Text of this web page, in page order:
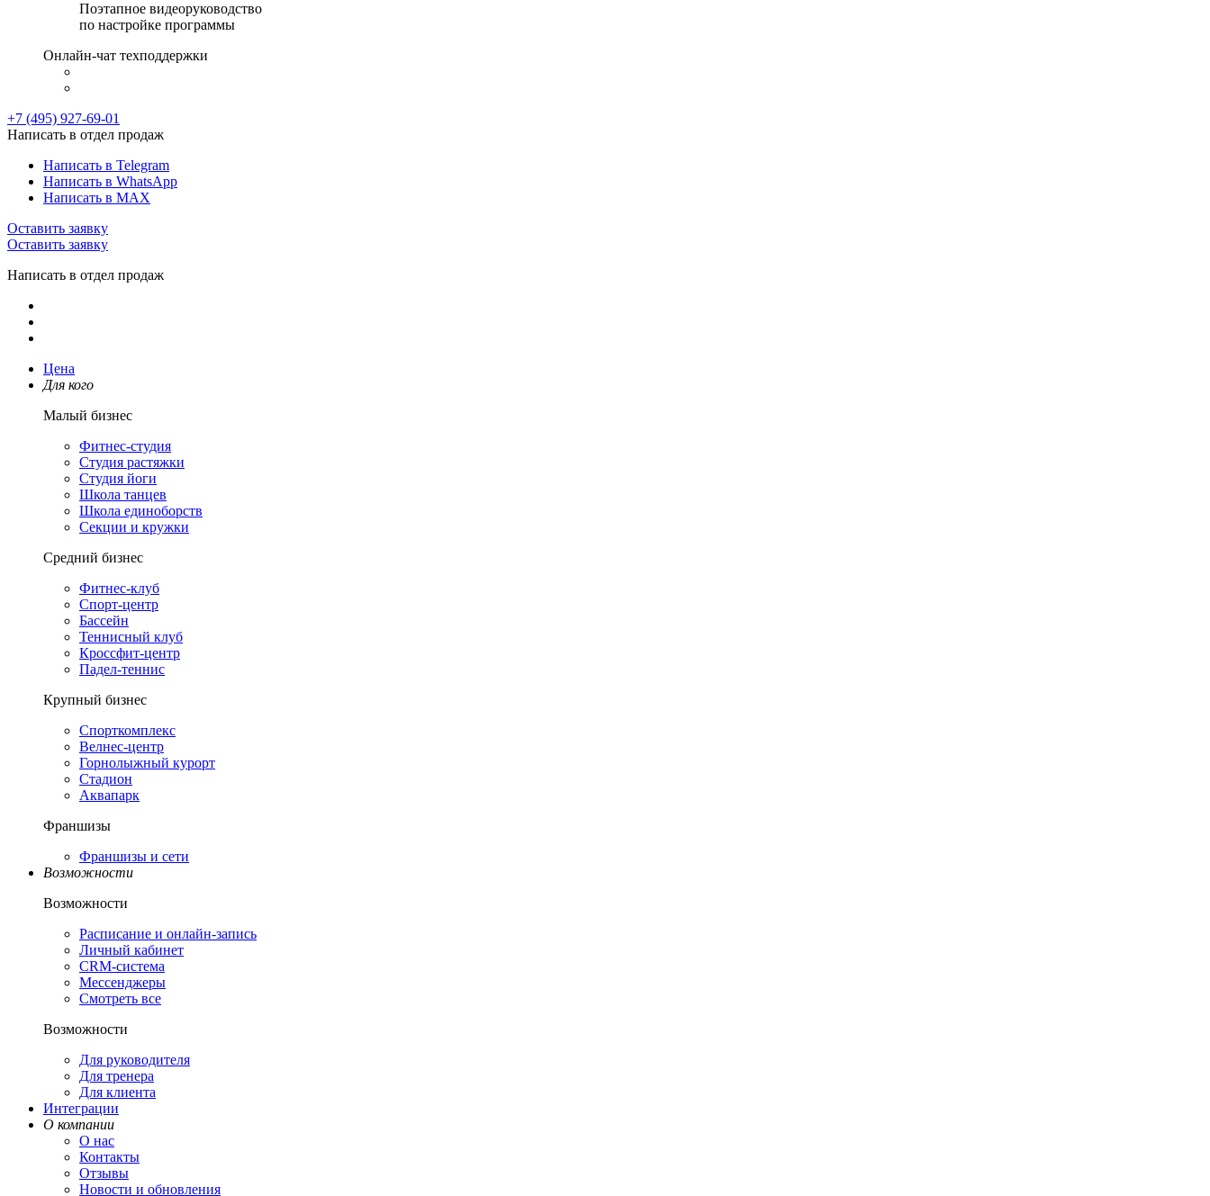
Поэтапное видеоруководство
по настройке программы
Онлайн-чат техподдержки
+7 (495) 927-69-01
Написать в отдел продаж
Написать в Telegram
Написать в WhatsApp
Написать в MAX
Оставить заявку
Оставить заявку
Написать в отдел продаж
Цена
Для кого
Малый бизнес
Фитнес-студия
Студия растяжки
Студия йоги
Школа танцев
Школа единоборств
Секции и кружки
Средний бизнес
Фитнес-клуб
Спорт-центр
Бассейн
Теннисный клуб
Кроссфит-центр
Падел-теннис
Крупный бизнес
Спорткомплекс
Велнес-центр
Горнолыжный курорт
Стадион
Аквапарк
Франшизы
Франшизы и сети
Возможности
Возможности
Расписание и онлайн-запись
Личный кабинет
CRM-система
Мессенджеры
Смотреть все
Возможности
Для руководителя
Для тренера
Для клиента
Интеграции
О компании
О нас
Контакты
Отзывы
Новости и обновления